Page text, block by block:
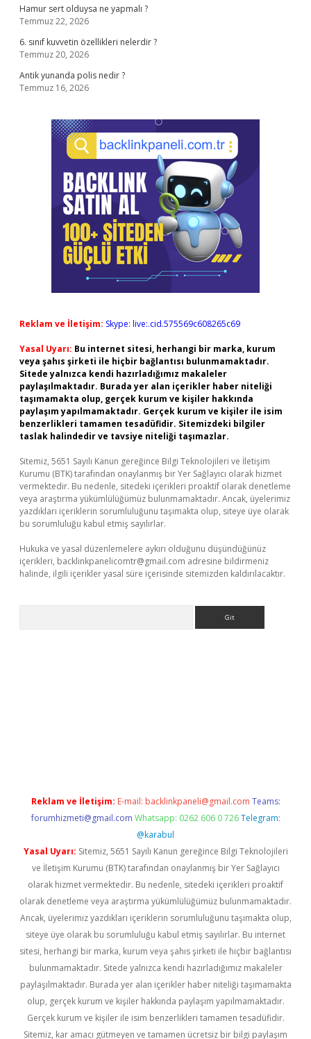
Hamur sert olduysa ne yapmalı ?
Temmuz 22, 2026
6. sınıf kuvvetin özellikleri nelerdir ?
Temmuz 20, 2026
Antik yunanda polis nedir ?
Temmuz 16, 2026
Reklam ve İletişim: Skype: live:.cid.575569c608265c69
Yasal Uyarı: Bu internet sitesi, herhangi bir marka, kurum
veya şahıs şirketi ile hiçbir bağlantısı bulunmamaktadır.
Sitede yalnızca kendi hazırladığımız makaleler
paylaşılmaktadır. Burada yer alan içerikler haber niteliği
taşımamakta olup, gerçek kurum ve kişiler hakkında
paylaşım yapılmamaktadır. Gerçek kurum ve kişiler ile isim
benzerlikleri tamamen tesadüfidir. Sitemizdeki bilgiler
taslak halindedir ve tavsiye niteliği taşımazlar.
Sitemiz, 5651 Sayılı Kanun gereğince Bilgi Teknolojileri ve İletişim
Kurumu (BTK) tarafından onaylanmış bir Yer Sağlayıcı olarak hizmet
vermektedir. Bu nedenle, sitedeki içerikleri proaktif olarak denetleme
veya araştırma yükümlülüğümüz bulunmamaktadır. Ancak, üyelerimiz
yazdıkları içeriklerin sorumluluğunu taşımakta olup, siteye üye olarak
bu sorumluluğu kabul etmiş sayılırlar.
Hukuka ve yasal düzenlemelere aykırı olduğunu düşündüğünüz
içerikleri, backlinkpanelicomtr@gmail.com adresine bildirmeniz
halinde, ilgili içerikler yasal süre içerisinde sitemizden kaldırılacaktır.
Reklam ve İletişim: E-mail: backlinkpaneli@gmail.com Teams:
forumhizmeti@gmail.com Whatsapp: 0262 606 0 726 Telegram:
@karabul
Yasal Uyarı: Sitemiz, 5651 Sayılı Kanun gereğince Bilgi Teknolojileri
ve İletişim Kurumu (BTK) tarafından onaylanmış bir Yer Sağlayıcı
olarak hizmet vermektedir. Bu nedenle, sitedeki içerikleri proaktif
olarak denetleme veya araştırma yükümlülüğümüz bulunmamaktadır.
Ancak, üyelerimiz yazdıkları içeriklerin sorumluluğunu taşımakta olup,
siteye üye olarak bu sorumluluğu kabul etmiş sayılırlar. Bu internet
sitesi, herhangi bir marka, kurum veya şahıs şirketi ile hiçbir bağlantısı
bulunmamaktadır. Sitede yalnızca kendi hazırladığımız makaleler
paylaşılmaktadır. Burada yer alan içerikler haber niteliği taşımamakta
olup, gerçek kurum ve kişiler hakkında paylaşım yapılmamaktadır.
Gerçek kurum ve kişiler ile isim benzerlikleri tamamen tesadüfidir.
Sitemiz, kar amacı gütmeyen ve tamamen ücretsiz bir bilgi paylaşım